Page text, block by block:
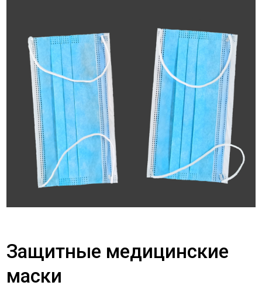
Защитные медицинские
маски